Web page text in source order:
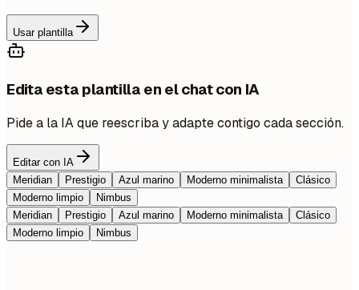
Usar plantilla
Edita esta plantilla en el chat con IA
Pide a la IA que reescriba y adapte contigo cada sección.
Editar con IA
Meridian
Prestigio Azul marino Moderno minimalista
Clásico
Moderno limpio
Nimbus
Meridian
Prestigio Azul marino Moderno minimalista
Clásico
Moderno limpio
Nimbus